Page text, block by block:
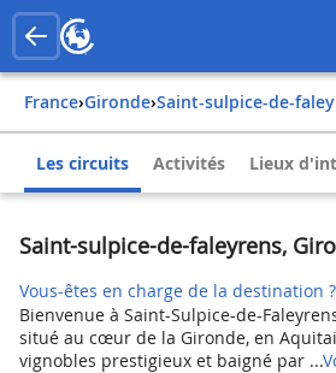
France› Gironde› Saint-sulpice-de-
Les circuits Activités Lieux
Saint-sulpice-de-faleyrens,
Vous-êtes en charge de la destination ?
Bienvenue à Saint-Sulpice-de-
situé au cœur de la Gironde, en
vignobles prestigieux et baigné par ...